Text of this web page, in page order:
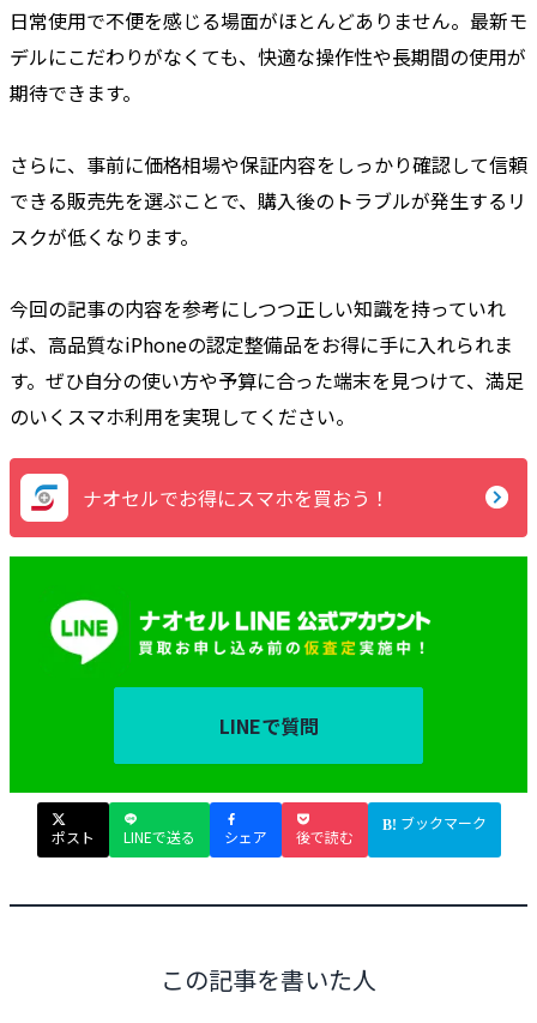
日常使用で不便を感じる場面がほとんどありません。最新モ
デルにこだわりがなくても、快適な操作性や長期間の使用が
期待できます。
さらに、事前に価格相場や保証内容をしっかり確認して信頼
できる販売先を選ぶことで、購入後のトラブルが発生するリ
スクが低くなります。
今回の記事の内容を参考にしつつ正しい知識を持っていれ
ば、高品質なiPhoneの認定整備品をお得に手に入れられま
す。ぜひ自分の使い方や予算に合った端末を見つけて、満足
のいくスマホ利用を実現してください。
ナオセルでお得にスマホを買おう！
LINEで質問
ポスト LINEで送る シェア 後で読む
ブックマーク
この記事を書いた人